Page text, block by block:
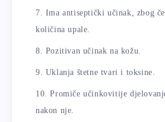
Ima antiseptički učinak, zbog
količina upale.
Pozitivan učinak na kožu.
Uklanja štetne tvari i toksine.
Promiče učinkovitije
nakon nje.